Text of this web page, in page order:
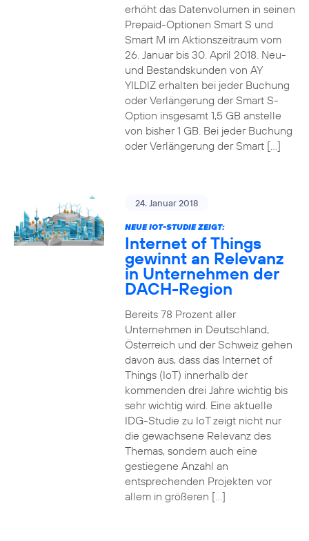
erhöht das Datenvolumen in seinen
Prepaid-Optionen Smart S und
Smart M im Aktionszeitraum vom
26. Januar bis 30. April 2018. Neu-
und Bestandskunden von AY
YILDIZ erhalten bei jeder Buchung
oder Verlängerung der Smart S-
Option insgesamt 1,5 GB anstelle
von bisher 1 GB. Bei jeder Buchung
oder Verlängerung der Smart […]
24. Januar 2018
NEUE IOT-STUDIE ZEIGT:
Internet of Things
gewinnt an Relevanz
in Unternehmen der
DACH-Region
Bereits 78 Prozent aller
Unternehmen in Deutschland,
Österreich und der Schweiz gehen
davon aus, dass das Internet of
Things (IoT) innerhalb der
kommenden drei Jahre wichtig bis
sehr wichtig wird. Eine aktuelle
IDG-Studie zu IoT zeigt nicht nur
die gewachsene Relevanz des
Themas, sondern auch eine
gestiegene Anzahl an
entsprechenden Projekten vor
allem in größeren […]